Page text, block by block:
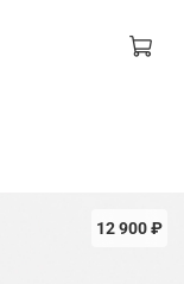
12 900 ₽